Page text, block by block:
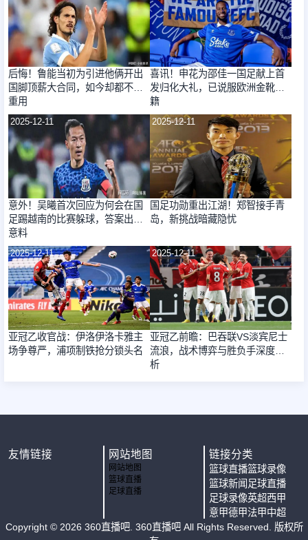
后悔！鲁能当初为引进他俩开出
国脚顶薪大合同，如今却都不堪
重用
喜讯！申花为邵佳一国足献上首
发归化大礼，已说服欧洲金靴入
籍
2025-12-11
意外！吴曦首次回应为何会在国
足踢越南的比赛躲球，答案出人
意料
2025-12-11
国足功勋重出江湖！郑智接手青
岛，新挑战暗藏隐忧
2025-12-11
亚冠乙收官战：伊洛伊洛卡雅主
场争尊严，浦项制铁抢分锁头名
2025-12-11
亚冠乙前瞻：巴吞联VS淡宾尼士
流浪，战术博弈与胜负手深度解
析
友情链接 网站地图
网站地图
篮球直播
足球直播
链接分类
篮球直播篮球录像
篮球新闻 足球直播
足球录像英超西甲
意甲德甲法甲中超
Copyright © 2026 360直播吧. 360直播吧 All Rights Reserved. 版权所